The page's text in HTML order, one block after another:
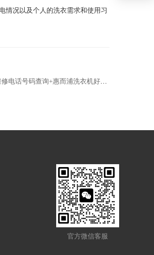
情况以及个人的洗衣需求和使用习
话号码查询+惠而浦洗衣机好不好用
官方微信客服